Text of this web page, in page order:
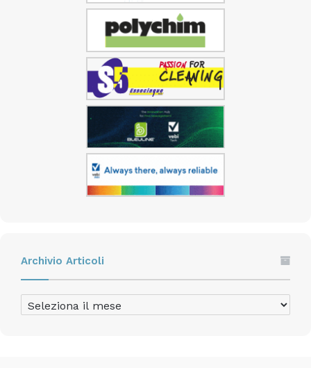
Archivio Articoli
Archivio
Articoli